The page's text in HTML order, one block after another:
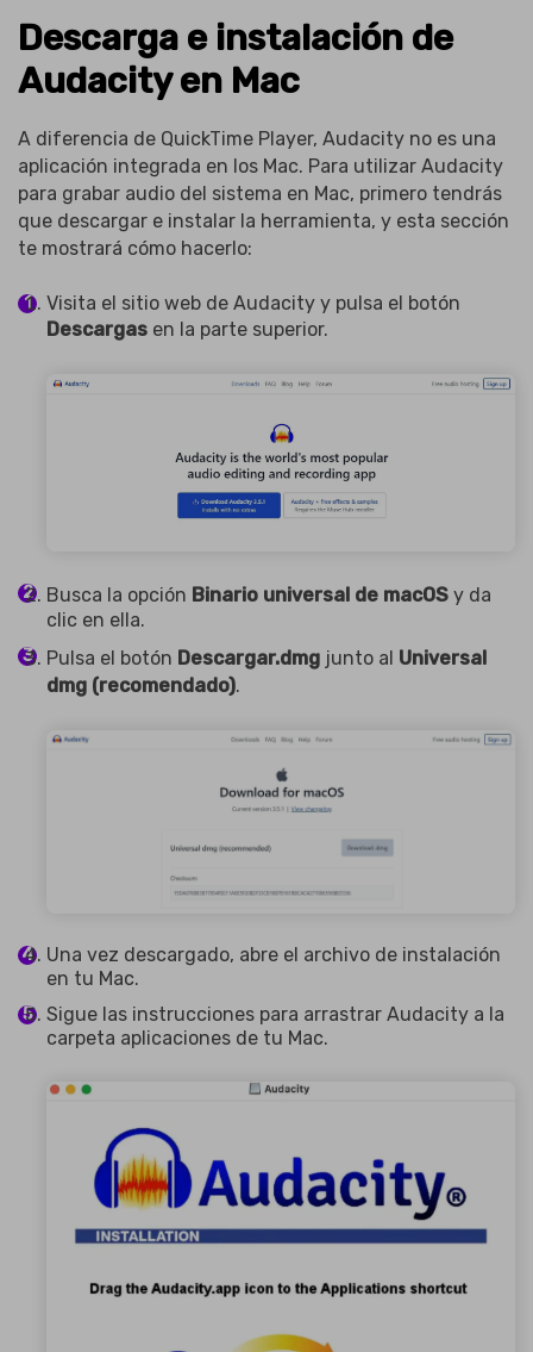
Descarga e instalación de
Audacity en Mac
A diferencia de QuickTime Player, Audacity no es una
aplicación integrada en los Mac. Para utilizar Audacity
para grabar audio del sistema en Mac, primero tendrás
que descargar e instalar la herramienta, y esta sección
te mostrará cómo hacerlo:
Visita el sitio web de Audacity y pulsa el botón
Descargas en la parte superior.
Busca la opción Binario universal de macOS y da
clic en ella.
Pulsa el botón Descargar.dmg junto al Universal
dmg (recomendado).
Una vez descargado, abre el archivo de instalación
en tu Mac.
Sigue las instrucciones para arrastrar Audacity a la
carpeta aplicaciones de tu Mac.